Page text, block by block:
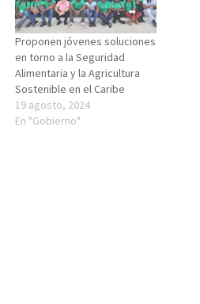
Proponen jóvenes soluciones
en torno a la Seguridad
Alimentaria y la Agricultura
Sostenible en el Caribe
19 agosto, 2024
En "Gobierno"